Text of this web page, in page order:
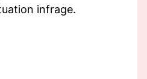
infrage.